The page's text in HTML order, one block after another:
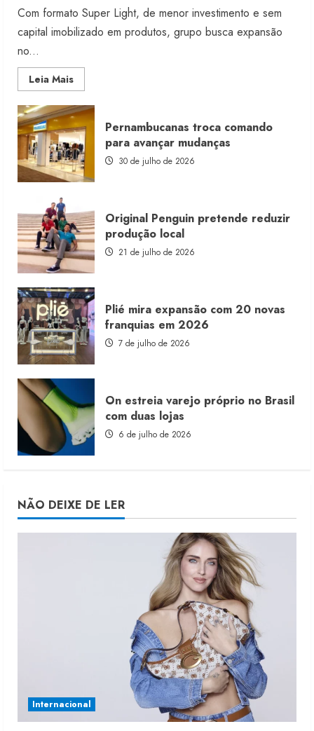
Com formato Super Light, de menor investimento e sem
capital imobilizado em produtos, grupo busca expansão
no...
Leia MaisRead
more
Morena
Rosa
lança
franquia
com
estoque
consignado
Pernambucanas troca comando
para avançar mudanças
30 de julho de 2026
Original Penguin pretende reduzir
produção local
21 de julho de 2026
Plié mira expansão com 20 novas
franquias em 2026
7 de julho de 2026
On estreia varejo próprio no Brasil
com duas lojas
6 de julho de 2026
NÃO DEIXE DE LER
Internacional